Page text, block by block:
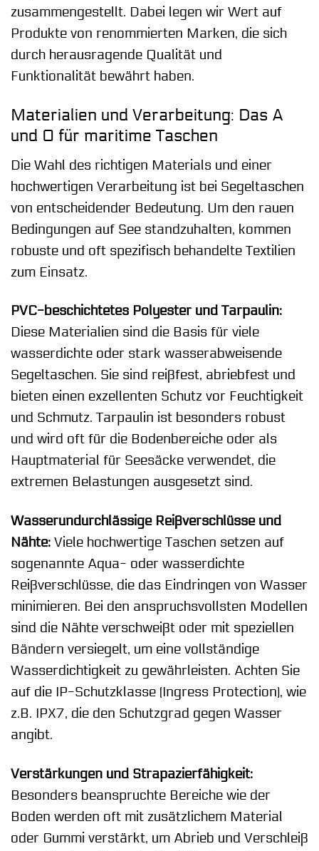
zusammengestellt. Dabei legen wir Wert auf
Produkte von renommierten Marken, die sich
durch herausragende Qualität und
Funktionalität bewährt haben.
Materialien und Verarbeitung: Das A
und O für maritime Taschen
Die Wahl des richtigen Materials und einer
hochwertigen Verarbeitung ist bei Segeltaschen
von entscheidender Bedeutung. Um den rauen
Bedingungen auf See standzuhalten, kommen
robuste und oft spezifisch behandelte Textilien
zum Einsatz.
PVC-beschichtetes Polyester und Tarpaulin:
Diese Materialien sind die Basis für viele
wasserdichte oder stark wasserabweisende
Segeltaschen. Sie sind reißfest, abriebfest und
bieten einen exzellenten Schutz vor Feuchtigkeit
und Schmutz. Tarpaulin ist besonders robust
und wird oft für die Bodenbereiche oder als
Hauptmaterial für Seesäcke verwendet, die
extremen Belastungen ausgesetzt sind.
Wasserundurchlässige Reißverschlüsse und
Nähte: Viele hochwertige Taschen setzen auf
sogenannte Aqua- oder wasserdichte
Reißverschlüsse, die das Eindringen von Wasser
minimieren. Bei den anspruchsvollsten Modellen
sind die Nähte verschweißt oder mit speziellen
Bändern versiegelt, um eine vollständige
Wasserdichtigkeit zu gewährleisten. Achten Sie
auf die IP-Schutzklasse (Ingress Protection), wie
z.B. IPX7, die den Schutzgrad gegen Wasser
angibt.
Verstärkungen und Strapazierfähigkeit:
Besonders beanspruchte Bereiche wie der
Boden werden oft mit zusätzlichem Material
oder Gummi verstärkt, um Abrieb und Verschleiß